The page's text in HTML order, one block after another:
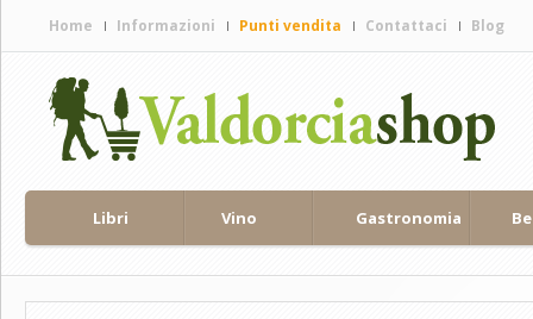
Home Informazioni Punti vendita Contattaci Blog
Home page Filosofia Contattaci
Aziende
Val d'Orcia, il territorio
Brunello di Montalcino
Libri Vino Gastronomia